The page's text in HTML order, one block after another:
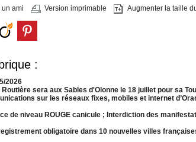
un ami Version imprimable Augmenter la taille
:
2026
sera aux Sables d'Olonne le 18 juillet pour sa
sur les réseaux fixes, mobiles et internet
de niveau ROUGE canicule ; Interdiction des
obligatoire dans 10 nouvelles villes